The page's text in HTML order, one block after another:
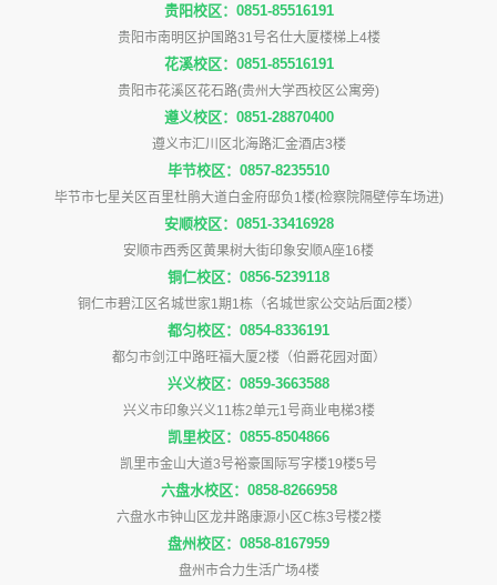
贵阳校区：0851-85516191
贵阳市南明区护国路31号名仕大厦楼梯上4楼
花溪校区：0851-85516191
贵阳市花溪区花石路(贵州大学西校区公寓旁)
遵义校区：0851-28870400
遵义市汇川区北海路汇金酒店3楼
毕节校区：0857-8235510
毕节市七星关区百里杜鹃大道白金府邸负1楼(检察院隔壁停车场进)
安顺校区：0851-33416928
安顺市西秀区黄果树大街印象安顺A座16楼
铜仁校区：0856-5239118
铜仁市碧江区名城世家1期1栋（名城世家公交站后面2楼）
都匀校区：0854-8336191
都匀市剑江中路旺福大厦2楼（伯爵花园对面）
兴义校区：0859-3663588
兴义市印象兴义11栋2单元1号商业电梯3楼
凯里校区：0855-8504866
凯里市金山大道3号裕豪国际写字楼19楼5号
六盘水校区：0858-8266958
六盘水市钟山区龙井路康源小区C栋3号楼2楼
盘州校区：0858-8167959
盘州市合力生活广场4楼